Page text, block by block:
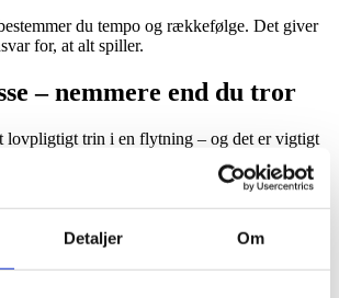
Detaljer Om
du tempo og rækkefølge. Det giver
for, at alt spiller.
– nemmere end du tror
lovpligtigt trin i en flytning – og det er vigtigt
via
, hvis du vil gøre det selv.
du hverken formularer eller NemID.
dine nye oplysninger til folkeregister, post
– hurtigt og nemt.